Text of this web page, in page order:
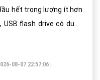
hết trọng lượng ít hơn
flash drive có dung
08-07 22:57:06